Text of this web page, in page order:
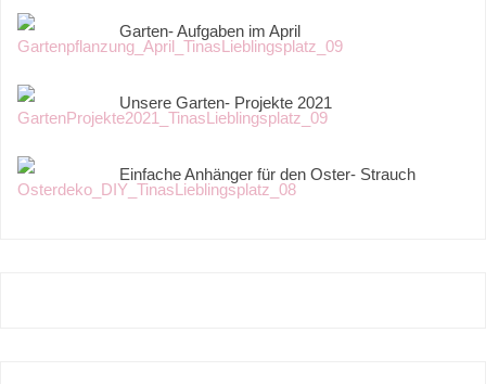
Garten- Aufgaben im April
Unsere Garten- Projekte 2021
Einfache Anhänger für den Oster- Strauch